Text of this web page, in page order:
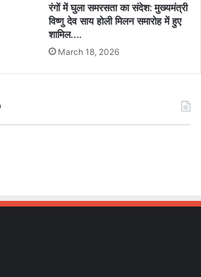
रंगों में घुला समरसता का संदेश: मुख्यमंत्री
विष्णु देव साय होली मिलन समारोह में हुए
शामिल….
March 18, 2026